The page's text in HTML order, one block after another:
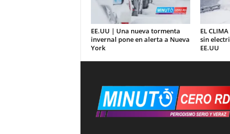
EE.UU | Una nueva tormenta
invernal pone en alerta a Nueva
York
EL
sin
EE.UU